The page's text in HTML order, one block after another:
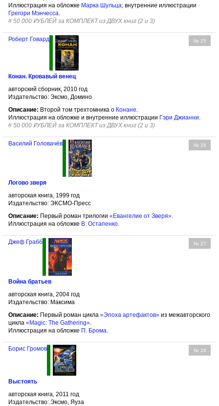
Иллюстрация на обложке Марка Шульца; внутренние иллюстрации
Грегори Мэнчесса
# 50 000 ₽УБЛЕЙ за КОМПЛЕКТ из ДВУХ книг (2 и 3)
№ 25
Роберт Говард
Конан. Кровавый венец
авторский сборник, 2010 год
Издательство: Эксмо, Домино
Описание: Второй том трехтомника о Конане
Иллюстрация на обложке и внутренние иллюстрации Гэри Джианни
# 50 000 ₽УБЛЕЙ за КОМПЛЕКТ из ДВУХ книг (2 и 3)
№ 26
Василий Головачёв
Логово зверя
авторская книга, 1999 год
Издательство: ЭКСМО-Пресс
Описание: Первый роман трилогии «Евангелие от Зверя»
Иллюстрация на обложке В. Остапенко
№ 27
Джеф Грабб
Война братьев
авторская книга, 2004 год
Издательство: Максима
Описание: Первый роман цикла «Эпоха артефактов» из межавторского
цикла «Magic: The Gathering».
Иллюстрация на обложке П. Брома.
№ 28
Борис Громов
Выстоять
авторская книга, 2011 год
Издательство: Эксмо, Яуза